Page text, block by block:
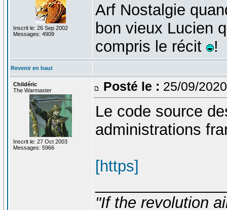
Inscrit le: 26 Sep 2002
Messages: 4909
Arf Nostalgie
bon vieux Lucien
compris le récit
!
Revenir en haut
Childéric
The Warmaster
Inscrit le: 27 Oct 2003
Messages: 5966
Posté le : 25/09/
Le code source
administrations
[https]
"If the revolution